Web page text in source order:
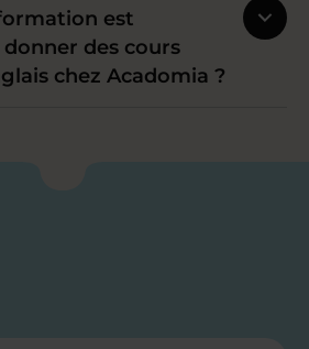
est
des cours
chez Acadomia ?